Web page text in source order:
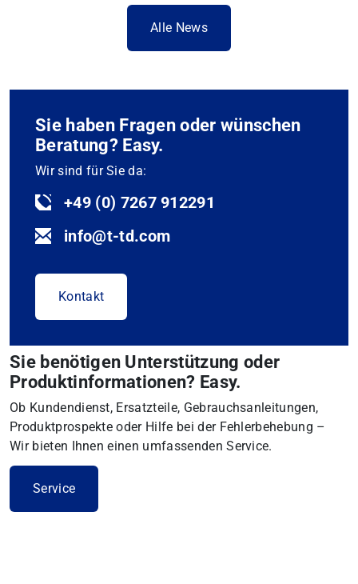
Alle News
Sie haben Fragen oder wünschen
Beratung? Easy.
Wir sind für Sie da:
+49 (0) 7267 912291
info@t-td.com
Kontakt
Sie benötigen Unterstützung oder
Produktinformationen? Easy.
Ob Kundendienst, Ersatzteile, Gebrauchsanleitungen,
Produktprospekte oder Hilfe bei der Fehlerbehebung –
Wir bieten Ihnen einen umfassenden Service.
Service